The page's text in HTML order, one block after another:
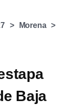
Morena
Baja